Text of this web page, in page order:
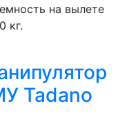
на вылете
кг.
Tadano